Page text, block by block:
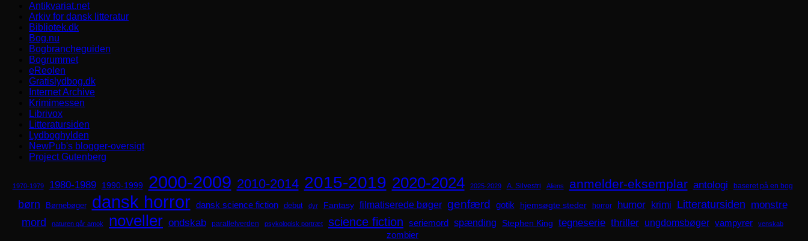
Antikvariat.net
Arkiv for dansk litteratur
Bibliotek.dk
Bog.nu
Bogbrancheguiden
Bogrummet
eReolen
Gratislydbog.dk
Internet Archive
Krimimessen
Librivox
Litteratursiden
Lydboghylden
NewPub's blogger-oversigt
Project Gutenberg
1970-1979 1980-1989 1990-1999 2000-2009 2010-2014 2015-2019 2020-2024 2025-2029 A. Silvestri Aliens anmelder-eksemplar antologi baseret på en bog
børn Børnebøger dansk horror dansk science fiction debut dyr Fantasy filmatiserede bøger genfærd gotik hjemsøgte steder horror humor krimi Litteratursiden monstre
mord naturen går amok noveller ondskab parallelverden psykologisk portræt science fiction seriemord spænding Stephen King tegneserie thriller ungdomsbøger vampyrer venskab
zombier